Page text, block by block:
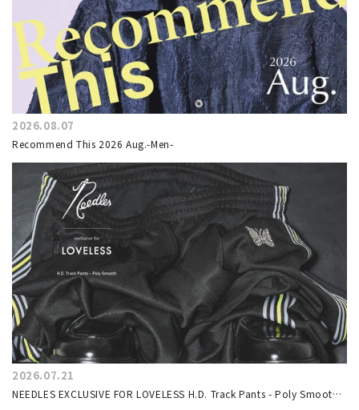
2026.08.07
Recommend This 2026 Aug.-Men-
2026.07.21
NEEDLES EXCLUSIVE FOR LOVELESS H.D. Track Pants - Poly Smooth